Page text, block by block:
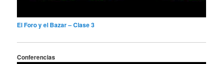
El Foro y el Bazar – Clase 3
Conferencias